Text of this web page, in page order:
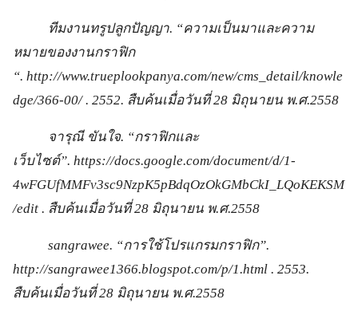
ทีมงานทรูปลูกปัญญา. “ความเป็นมาและความ
หมายของงานกราฟิก
“. http://www.trueplookpanya.com/new/cms_detail/knowle
dge/366-00/ . 2552. สืบค้นเมื่อวันที่ 28 มิถุนายน พ.ศ.2558
จารุณี ขันใจ. “กราฟิกและ
เว็บไซต์”. https://docs.google.com/document/d/1-
4wFGUfMMFv3sc9NzpK5pBdqOzOkGMbCkI_LQoKEKSM
/edit . สืบค้นเมื่อวันที่ 28 มิถุนายน พ.ศ.2558
sangrawee. “การใช้โปรแกรมกราฟิก”.
http://sangrawee1366.blogspot.com/p/1.html . 2553.
สืบค้นเมื่อวันที่ 28 มิถุนายน พ.ศ.2558